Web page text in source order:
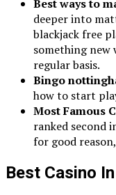
Best ways to
deeper into
blackjack free
something new
regular basis.
Bingo
how to start
Most Famous
ranked second
for good
Best Casino